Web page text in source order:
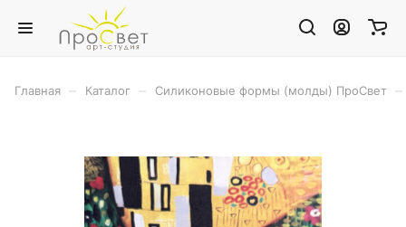
Главная Каталог Силиконовые формы (молды) ПроСвет